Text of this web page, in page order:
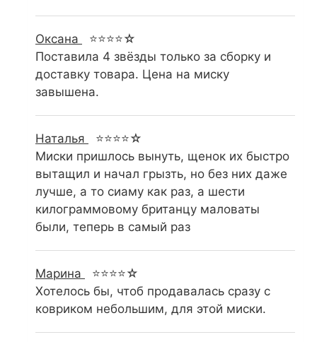
Оксана
⭐⭐⭐⭐☆
Поставила 4 звёзды только за сборку и
доставку товара. Цена на миску
завышена.
Наталья
⭐⭐⭐⭐☆
Миски пришлось вынуть, щенок их быстро
вытащил и начал грызть, но без них даже
лучше, а то сиаму как раз, а шести
килограммовому британцу маловаты
были, теперь в самый раз
Марина
⭐⭐⭐⭐☆
Хотелось бы, чтоб продавалась сразу с
ковриком небольшим, для этой миски.